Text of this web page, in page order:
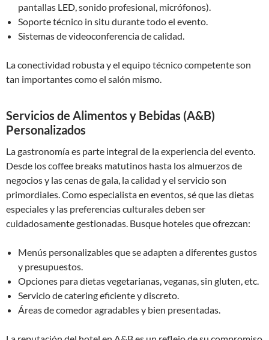
pantallas LED, sonido profesional, micrófonos).
Soporte técnico in situ durante todo el evento.
Sistemas de videoconferencia de calidad.
La conectividad robusta y el equipo técnico competente son
tan importantes como el salón mismo.
Servicios de Alimentos y Bebidas (A&B)
Personalizados
La gastronomía es parte integral de la experiencia del evento.
Desde los coffee breaks matutinos hasta los almuerzos de
negocios y las cenas de gala, la calidad y el servicio son
primordiales. Como especialista en eventos, sé que las dietas
especiales y las preferencias culturales deben ser
cuidadosamente gestionadas. Busque hoteles que ofrezcan:
Menús personalizables que se adapten a diferentes gustos
y presupuestos.
Opciones para dietas vegetarianas, veganas, sin gluten, etc.
Servicio de catering eficiente y discreto.
Áreas de comedor agradables y bien presentadas.